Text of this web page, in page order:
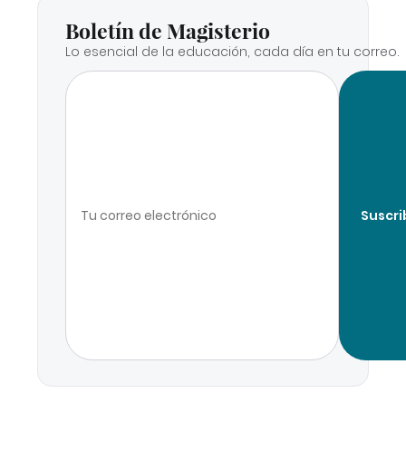
Boletín de Magisterio
Lo esencial de la educación, cada día en tu correo.